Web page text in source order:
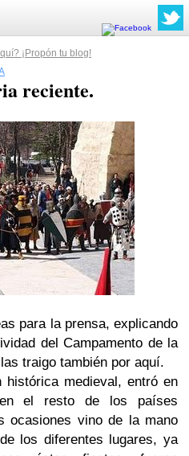
¡Propón tu blog!
reciente.
para la prensa, explicando
del Campamento de la
traigo también por aquí.
medieval, entró en
el resto de los países
ocasiones vino de la mano
los diferentes lugares, ya